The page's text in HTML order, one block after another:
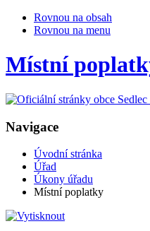
Rovnou na obsah
Rovnou na menu
Místní
Navigace
Úvodní stránka
Úřad
Úkony úřadu
Místní poplatky